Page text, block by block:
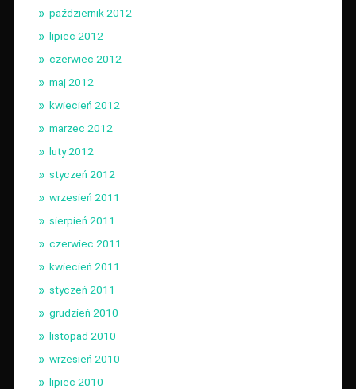
październik 2012
lipiec 2012
czerwiec 2012
maj 2012
kwiecień 2012
marzec 2012
luty 2012
styczeń 2012
wrzesień 2011
sierpień 2011
czerwiec 2011
kwiecień 2011
styczeń 2011
grudzień 2010
listopad 2010
wrzesień 2010
lipiec 2010